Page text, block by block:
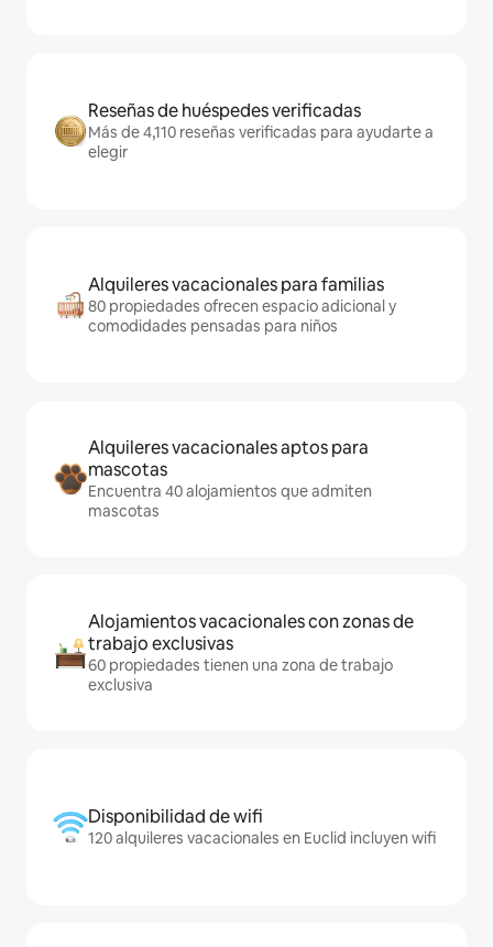
Reseñas de huéspedes verificadas
Más de 4,110 reseñas verificadas para ayudarte a
elegir
Alquileres vacacionales para familias
80 propiedades ofrecen espacio adicional y
comodidades pensadas para niños
Alquileres vacacionales aptos para
mascotas
Encuentra 40 alojamientos que admiten
mascotas
Alojamientos vacacionales con zonas de
trabajo exclusivas
60 propiedades tienen una zona de trabajo
exclusiva
Disponibilidad de wifi
120 alquileres vacacionales en Euclid incluyen wifi